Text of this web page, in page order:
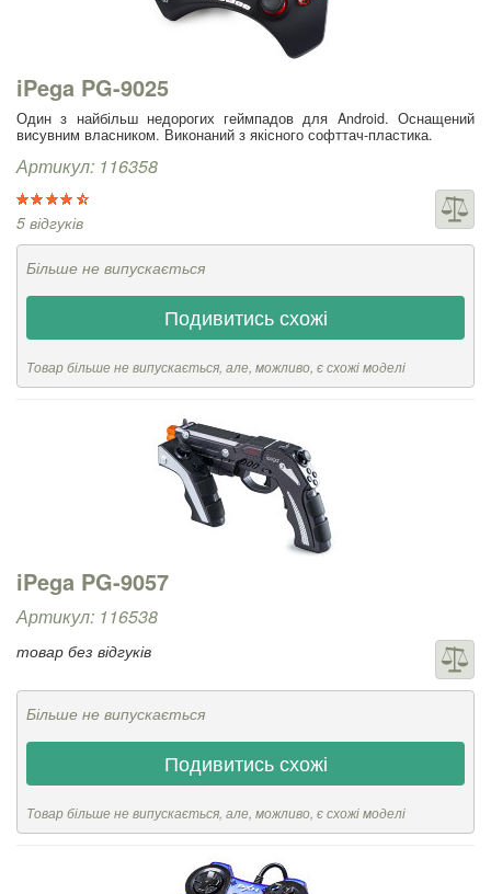
iPega PG-9025
Один з найбільш недорогих геймпадов для Android. Оснащений
висувним власником. Виконаний з якісного софттач-пластика.
Артикул: 116358
5 відгуків
Більше не випускається
Подивитись схожі
Товар більше не випускається, але, можливо, є схожі моделі
iPega PG-9057
Артикул: 116538
товар без відгуків
Більше не випускається
Подивитись схожі
Товар більше не випускається, але, можливо, є схожі моделі